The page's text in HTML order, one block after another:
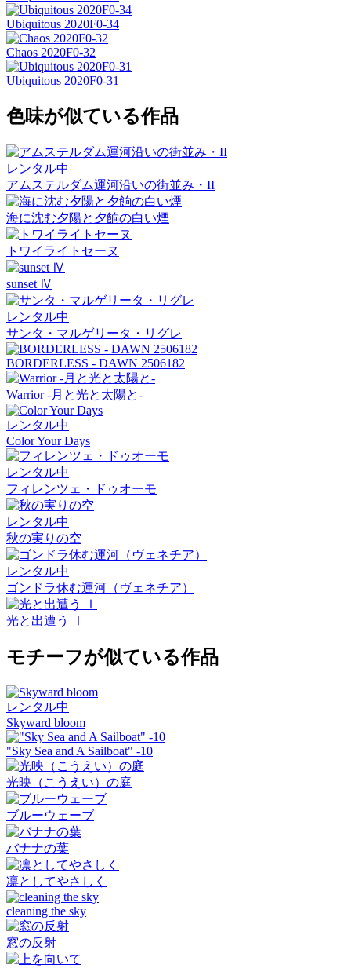
Ubiquitous 2020F0-34
Chaos 2020F0-32
Ubiquitous 2020F0-31
色味が似ている作品
レンタル中
アムステルダム運河沿いの街並み・II
海に沈む夕陽と夕餉の白い煙
トワイライトセーヌ
sunset Ⅳ
レンタル中
サンタ・マルゲリータ・リグレ
BORDERLESS - DAWN 2506182
Warrior -月と光と太陽と-
レンタル中
Color Your Days
レンタル中
フィレンツェ・ドゥオーモ
レンタル中
秋の実りの空
レンタル中
ゴンドラ休む運河（ヴェネチア）
光と出遭う Ⅰ
モチーフが似ている作品
レンタル中
Skyward bloom
"Sky Sea and A Sailboat" -10
光映（こうえい）の庭
ブルーウェーブ
バナナの葉
凛としてやさしく
cleaning the sky
窓の反射